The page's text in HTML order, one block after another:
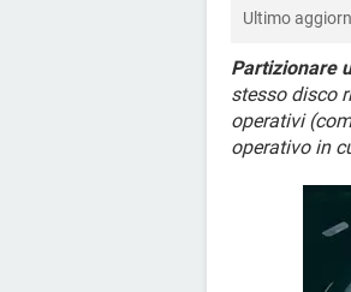
Ultimo
Partizionare
stesso disco
operativi
operativo in